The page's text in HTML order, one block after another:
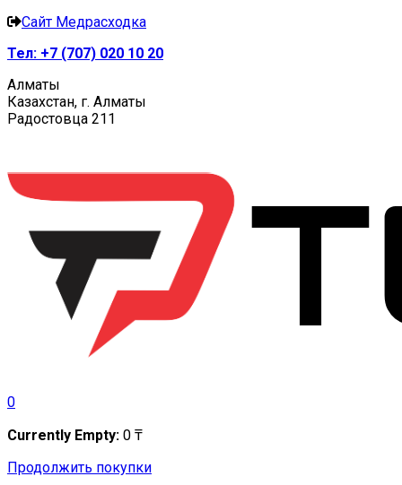
Сайт Медрасходка
Тел: +7 (707) 020 10 20
Алматы
Казахстан, г. Алматы
Радостовца 211
0
Currently Empty: 0 ₸
Продолжить покупки